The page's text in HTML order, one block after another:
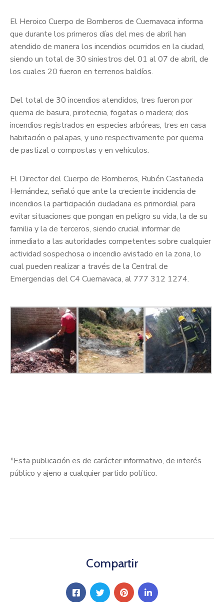
El Heroico Cuerpo de Bomberos de Cuernavaca informa
que durante los primeros días del mes de abril han
atendido de manera los incendios ocurridos en la ciudad,
siendo un total de 30 siniestros del 01 al 07 de abril, de
los cuales 20 fueron en terrenos baldíos.
Del total de 30 incendios atendidos, tres fueron por
quema de basura, pirotecnia, fogatas o madera; dos
incendios registrados en especies arbóreas, tres en casa
habitación o palapas, y uno respectivamente por quema
de pastizal o compostas y en vehículos.
El Director del Cuerpo de Bomberos, Rubén Castañeda
Hernández, señaló que ante la creciente incidencia de
incendios la participación ciudadana es primordial para
evitar situaciones que pongan en peligro su vida, la de su
familia y la de terceros, siendo crucial informar de
inmediato a las autoridades competentes sobre cualquier
actividad sospechosa o incendio avistado en la zona, lo
cual pueden realizar a través de la Central de
Emergencias del C4 Cuernavaca, al 777 312 1274.
*Esta publicación es de carácter informativo, de interés
público y ajeno a cualquier partido político.
Compartir